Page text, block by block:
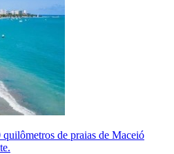
de praias de Maceió